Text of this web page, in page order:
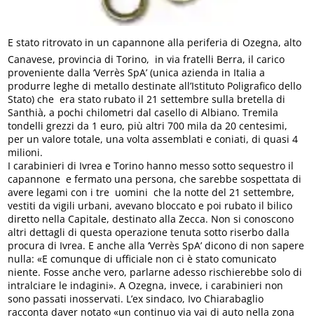
E stato ritrovato in un capannone alla periferia di Ozegna, alto
Canavese, provincia di Torino, in via fratelli Berra, il carico
proveniente dalla ‘Verrès SpA’ (unica azienda in Italia a
produrre leghe di metallo destinate all’Istituto Poligrafico dello
Stato) che era stato rubato il 21 settembre sulla bretella di
Santhià, a pochi chilometri dal casello di Albiano. Tremila
tondelli grezzi da 1 euro, più altri 700 mila da 20 centesimi,
per un valore totale, una volta assemblati e coniati, di quasi 4
milioni.
I carabinieri di Ivrea e Torino hanno messo sotto sequestro il
capannone e fermato una persona, che sarebbe sospettata di
avere legami con i tre uomini che la notte del 21 settembre,
vestiti da vigili urbani, avevano bloccato e poi rubato il bilico
diretto nella Capitale, destinato alla Zecca. Non si conoscono
altri dettagli di questa operazione tenuta sotto riserbo dalla
procura di Ivrea. E anche alla ‘Verrès SpA’ dicono di non sapere
nulla: «E comunque di ufficiale non ci è stato comunicato
niente. Fosse anche vero, parlarne adesso rischierebbe solo di
intralciare le indagini». A Ozegna, invece, i carabinieri non
sono passati inosservati. L’ex sindaco, Ivo Chiarabaglio
racconta daver notato «un continuo via vai di auto nella zona